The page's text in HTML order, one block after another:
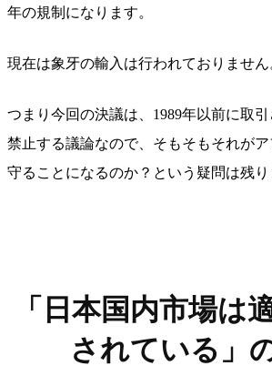
年の規制になります。
現在は象牙の輸入は行われておりません
つまり今回の決議は、1989年以前に取
禁止する議論なので、そもそもそれが
守ることになるのか？という疑問は残り
「日本国内市場は
されている」